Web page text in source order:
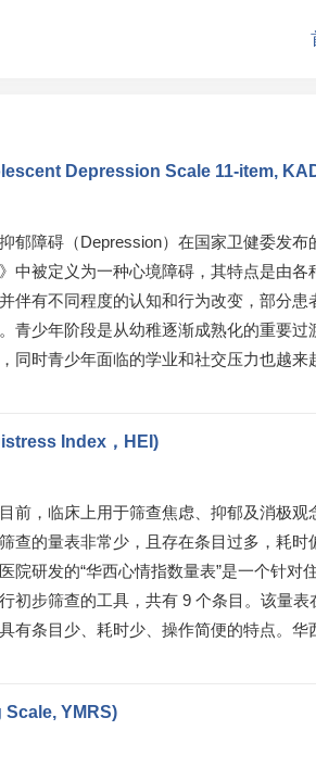
Depression Scale 11-item,
抑郁障碍（Depression）在国家卫健委发
中被定义为一种心境障碍，其特点是由
伴有不同程度的认知和行为改变，部分
青少年阶段是从幼稚逐渐成熟化的重要
同时青少年面临的学业和社交压力也越来
Index，HEI)
目前，临床上用于筛查焦虑、抑郁及消极
查的量表非常少，且存在条目过多，耗
院研发的“华西心情指数量表”是一个针对
初步筛查的工具，共有 9 个条目。该量
有条目少、耗时少、操作简便的特点。华
Scale, YMRS)